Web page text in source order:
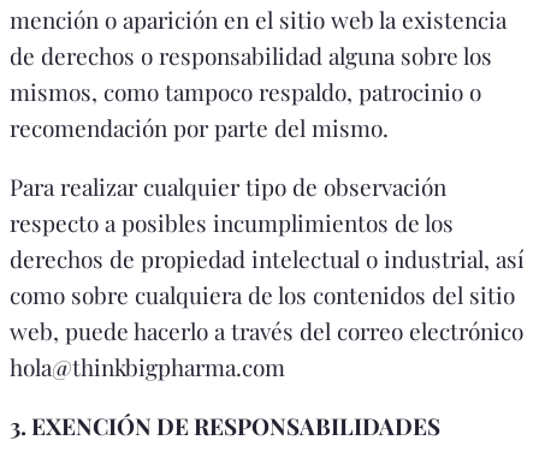
mención o aparición en el sitio web la existencia
de derechos o responsabilidad alguna sobre los
mismos, como tampoco respaldo, patrocinio o
recomendación por parte del mismo.
Para realizar cualquier tipo de observación
respecto a posibles incumplimientos de los
derechos de propiedad intelectual o industrial, así
como sobre cualquiera de los contenidos del sitio
web, puede hacerlo a través del correo electrónico
hola@thinkbigpharma.com
3. EXENCIÓN DE RESPONSABILIDADES